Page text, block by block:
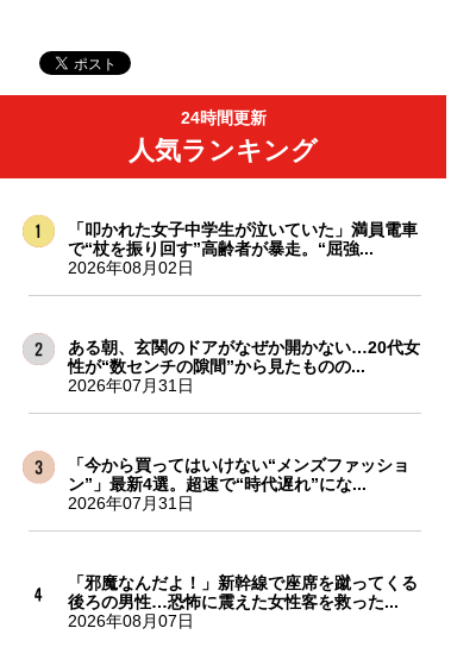
24時間更新
人気ランキング
「叩かれた女子中学生が泣いていた」満員電車
で“杖を振り回す”高齢者が暴走。“屈強...
2026年08月02日
ある朝、玄関のドアがなぜか開かない…20代女
性が“数センチの隙間”から見たものの...
2026年07月31日
「今から買ってはいけない“メンズファッショ
ン”」最新4選。超速で“時代遅れ”にな...
2026年07月31日
「邪魔なんだよ！」新幹線で座席を蹴ってくる
後ろの男性…恐怖に震えた女性客を救った...
2026年08月07日